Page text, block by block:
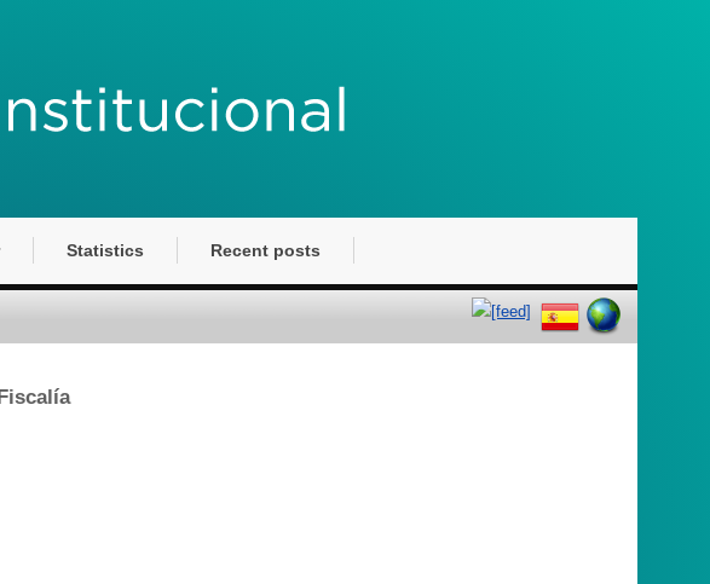
Statistics Recent posts